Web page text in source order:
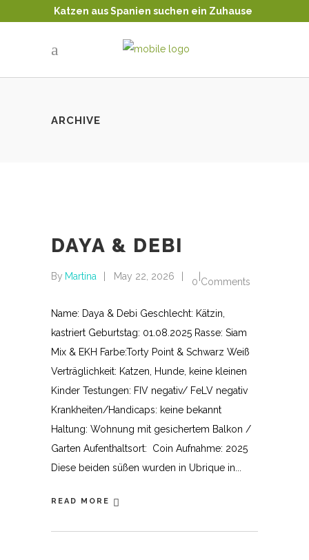
Katzen aus Spanien suchen ein Zuhause
ARCHIVE
DAYA & DEBI
By Martina May 22, 2026 0 Comments
Name: Daya & Debi Geschlecht: Kätzin,
kastriert Geburtstag: 01.08.2025 Rasse: Siam
Mix & EKH Farbe:Torty Point & Schwarz Weiß
Verträglichkeit: Katzen, Hunde, keine kleinen
Kinder Testungen: FIV negativ/ FeLV negativ
Krankheiten/Handicaps: keine bekannt
Haltung: Wohnung mit gesichertem Balkon /
Garten Aufenthaltsort: Coin Aufnahme: 2025
Diese beiden süßen wurden in Ubrique in
READ MORE